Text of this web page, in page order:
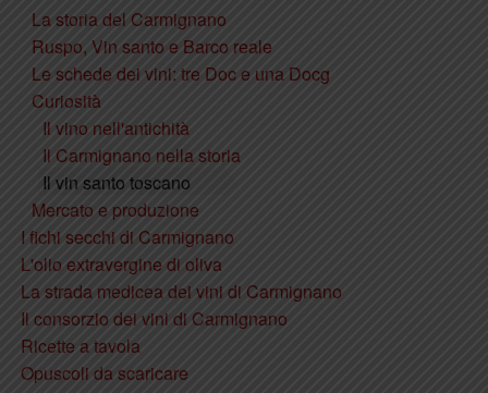
La storia del Carmignano
Ruspo, Vin santo e Barco reale
Le schede dei vini: tre Doc e una Docg
Curiosità
Il vino nell'antichità
Il Carmignano nella storia
Il vin santo toscano
Mercato e produzione
I fichi secchi di Carmignano
L'olio extravergine di oliva
La strada medicea dei vini di Carmignano
Il consorzio dei vini di Carmignano
Ricette a tavola
Opuscoli da scaricare